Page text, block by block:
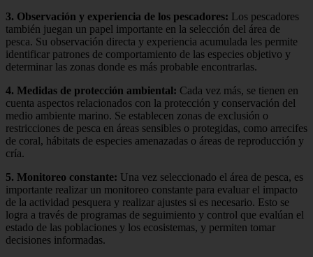
3. Observación y experiencia de los pescadores: Los pescadores
también juegan un papel importante en la selección del área de
pesca. Su observación directa y experiencia acumulada les permite
identificar patrones de comportamiento de las especies objetivo y
determinar las zonas donde es más probable encontrarlas.
4. Medidas de protección ambiental: Cada vez más, se tienen en
cuenta aspectos relacionados con la protección y conservación del
medio ambiente marino. Se establecen zonas de exclusión o
restricciones de pesca en áreas sensibles o protegidas, como arrecifes
de coral, hábitats de especies amenazadas o áreas de reproducción y
cría.
5. Monitoreo constante: Una vez seleccionado el área de pesca, es
importante realizar un monitoreo constante para evaluar el impacto
de la actividad pesquera y realizar ajustes si es necesario. Esto se
logra a través de programas de seguimiento y control que evalúan el
estado de las poblaciones y los ecosistemas, y permiten tomar
decisiones informadas.